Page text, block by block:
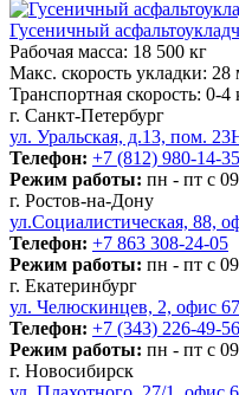
Гусеничный
Рабочая масса: 18 500 кг
Макс. скорость укладки: 28
Транспортная скорость: 0-4
г. Санкт-Петербург
ул. Уральская, д.13, пом.
Телефон: +7 (812) 980-14-35
Режим работы: пн - пт с
г. Ростов-на-Дону
ул.Социалистическая, 88,
Телефон: +7 863 308-24-05
Режим работы: пн - пт с
г. Екатеринбург
ул. Челюскинцев, 2, офис
Телефон: +7 (343) 226-49-56
Режим работы: пн - пт с
г. Новосибирск